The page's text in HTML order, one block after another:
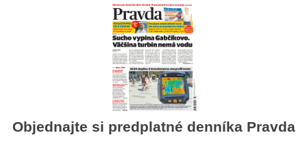
Objednajte si predplatné denníka Pravda